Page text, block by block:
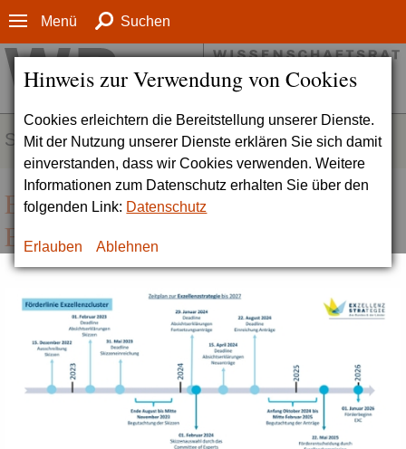
Hinweis zur Verwendung von Cookies
Cookies erleichtern die Bereitstellung unserer Dienste.
Mit der Nutzung unserer Dienste erklären Sie sich damit
einverstanden, dass wir Cookies verwenden. Weitere
Informationen zum Datenschutz erhalten Sie über den
folgenden Link: Datenschutz
Erlauben Ablehnen
Menü Suchen
SERVICE
Exzellenzstrategie | Zeitplan zur
Exzellenzstrategie bis 2027